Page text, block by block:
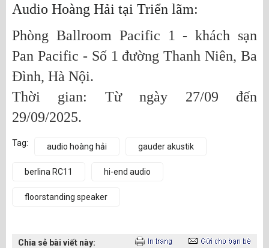
Audio Hoàng Hải tại Triển lãm:
Phòng Ballroom Pacific 1 - khách sạn
Pan Pacific - Số 1 đường Thanh Niên, Ba
Đình, Hà Nội.
Thời gian: Từ ngày 27/09 đến
29/09/2025.
Tag: audio hoàng hải gauder akustik
berlina RC11 hi-end audio
floorstanding speaker
Chia sẻ bài viết này: